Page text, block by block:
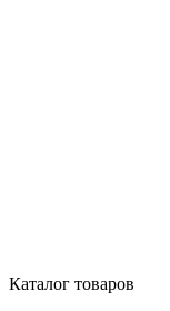
Каталог товаров